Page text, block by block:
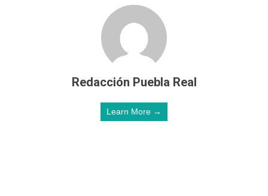
Redacción Puebla Real
Learn More →